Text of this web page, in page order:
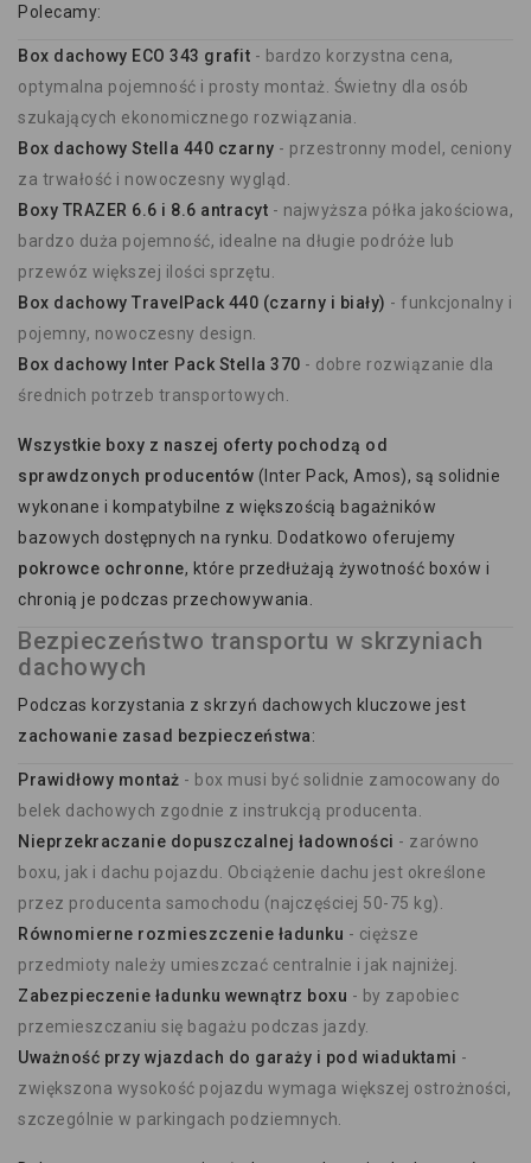
Polecamy:
Box dachowy ECO 343 grafit - bardzo korzystna cena,
optymalna pojemność i prosty montaż. Świetny dla osób
szukających ekonomicznego rozwiązania.
Box dachowy Stella 440 czarny - przestronny model, ceniony
za trwałość i nowoczesny wygląd.
Boxy TRAZER 6.6 i 8.6 antracyt - najwyższa półka jakościowa,
bardzo duża pojemność, idealne na długie podróże lub
przewóz większej ilości sprzętu.
Box dachowy TravelPack 440 (czarny i biały) - funkcjonalny i
pojemny, nowoczesny design.
Box dachowy Inter Pack Stella 370 - dobre rozwiązanie dla
średnich potrzeb transportowych.
Wszystkie boxy z naszej oferty pochodzą od
sprawdzonych producentów (Inter Pack, Amos), są solidnie
wykonane i kompatybilne z większością bagażników
bazowych dostępnych na rynku. Dodatkowo oferujemy
pokrowce ochronne, które przedłużają żywotność boxów i
chronią je podczas przechowywania.
Bezpieczeństwo transportu w skrzyniach
dachowych
Podczas korzystania z skrzyń dachowych kluczowe jest
zachowanie zasad bezpieczeństwa:
Prawidłowy montaż - box musi być solidnie zamocowany do
belek dachowych zgodnie z instrukcją producenta.
Nieprzekraczanie dopuszczalnej ładowności - zarówno
boxu, jak i dachu pojazdu. Obciążenie dachu jest określone
przez producenta samochodu (najczęściej 50-75 kg).
Równomierne rozmieszczenie ładunku - cięższe
przedmioty należy umieszczać centralnie i jak najniżej.
Zabezpieczenie ładunku wewnątrz boxu - by zapobiec
przemieszczaniu się bagażu podczas jazdy.
Uważność przy wjazdach do garaży i pod wiaduktami -
zwiększona wysokość pojazdu wymaga większej ostrożności,
szczególnie w parkingach podziemnych.